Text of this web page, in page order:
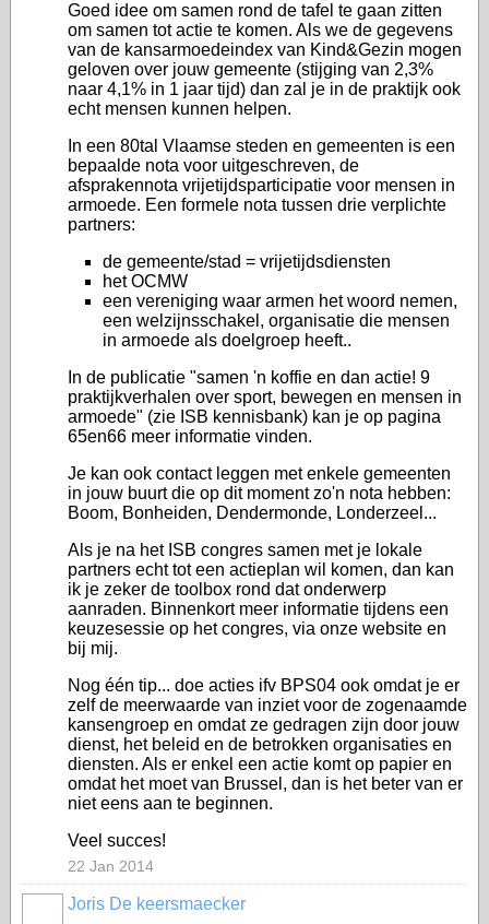
Goed idee om samen rond de tafel te gaan zitten
om samen tot actie te komen. Als we de gegevens
van de kansarmoedeindex van Kind&Gezin mogen
geloven over jouw gemeente (stijging van 2,3%
naar 4,1% in 1 jaar tijd) dan zal je in de praktijk ook
echt mensen kunnen helpen.
In een 80tal Vlaamse steden en gemeenten is een
bepaalde nota voor uitgeschreven, de
afsprakennota vrijetijdsparticipatie voor mensen in
armoede. Een formele nota tussen drie verplichte
partners:
de gemeente/stad = vrijetijdsdiensten
het OCMW
een vereniging waar armen het woord nemen,
een welzijnsschakel, organisatie die mensen
in armoede als doelgroep heeft..
In de publicatie "samen 'n koffie en dan actie! 9
praktijkverhalen over sport, bewegen en mensen in
armoede" (zie ISB kennisbank) kan je op pagina
65en66 meer informatie vinden.
Je kan ook contact leggen met enkele gemeenten
in jouw buurt die op dit moment zo'n nota hebben:
Boom, Bonheiden, Dendermonde, Londerzeel...
Als je na het ISB congres samen met je lokale
partners echt tot een actieplan wil komen, dan kan
ik je zeker de toolbox rond dat onderwerp
aanraden. Binnenkort meer informatie tijdens een
keuzesessie op het congres, via onze website en
bij mij.
Nog één tip... doe acties ifv BPS04 ook omdat je er
zelf de meerwaarde van inziet voor de zogenaamde
kansengroep en omdat ze gedragen zijn door jouw
dienst, het beleid en de betrokken organisaties en
diensten. Als er enkel een actie komt op papier en
omdat het moet van Brussel, dan is het beter van er
niet eens aan te beginnen.
Veel succes!
22 Jan 2014
Joris De keersmaecker